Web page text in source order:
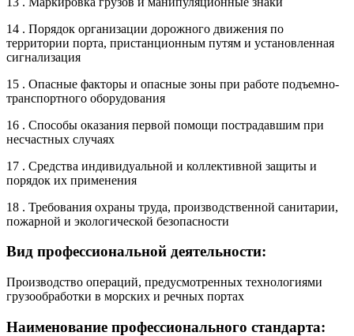
14 . Порядок организации дорожного движения по
территории порта, пристанционным путям и установленная
сигнализация
15 . Опасные факторы и опасные зоны при работе подъемно-
транспортного оборудования
16 . Способы оказания первой помощи пострадавшим при
несчастных случаях
17 . Средства индивидуальной и коллективной защиты и
порядок их применения
18 . Требования охраны труда, производственной санитарии,
пожарной и экологической безопасности
Вид профессиональной деятельности:
Производство операций, предусмотренных технологиями
грузообработки в морских и речных портах
Наименование профессионального стандарта: